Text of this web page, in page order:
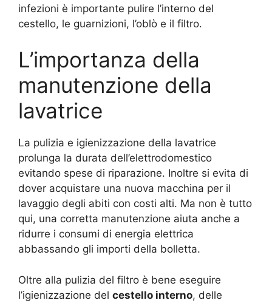
infezioni è importante pulire l’interno del
cestello, le guarnizioni, l’oblò e il filtro.
L’importanza della
manutenzione della
lavatrice
La pulizia e igienizzazione della lavatrice
prolunga la durata dell’elettrodomestico
evitando spese di riparazione. Inoltre si evita di
dover acquistare una nuova macchina per il
lavaggio degli abiti con costi alti. Ma non è tutto
qui, una corretta manutenzione aiuta anche a
ridurre i consumi di energia elettrica
abbassando gli importi della bolletta.
Oltre alla pulizia del filtro è bene eseguire
l’igienizzazione del cestello interno, delle